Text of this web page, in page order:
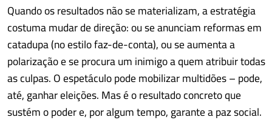
Quando os resultados não se materializam, a estratégia
costuma mudar de direção: ou se anunciam reformas em
catadupa (no estilo faz-de-conta), ou se aumenta a
polarização e se procura um inimigo a quem atribuir todas
as culpas. O espetáculo pode mobilizar multidões – pode,
até, ganhar eleições. Mas é o resultado concreto que
sustém o poder e, por algum tempo, garante a paz social.